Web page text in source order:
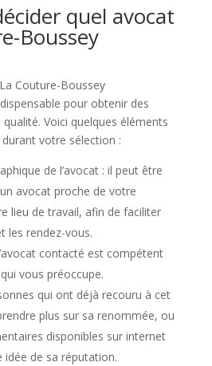
quel avocat
Boussey
Couture-Boussey
pour obtenir des
Voici quelques éléments
votre sélection :
de l’avocat : il peut être
avocat proche de votre
lieu de travail, afin de faciliter
les rendez-vous.
contacté est compétent
vous préoccupe.
qui ont déjà recouru à cet
plus sur sa renommée, ou
disponibles sur internet
de sa réputation.